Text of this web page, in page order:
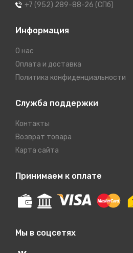
+7 (952) 289-88-26 (СПб)
Информация
О нас
Оплата и доставка
Политика конфиденциальности
Служба поддержки
Контакты
Возврат товара
Карта сайта
Принимаем к оплате
Мы в соцсетях